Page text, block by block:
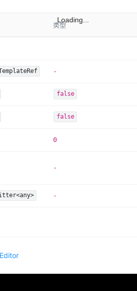
类型
-
false
false
0
-
-
Loading...